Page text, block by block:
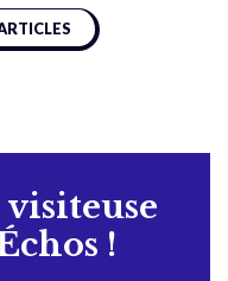
visiteuse
!